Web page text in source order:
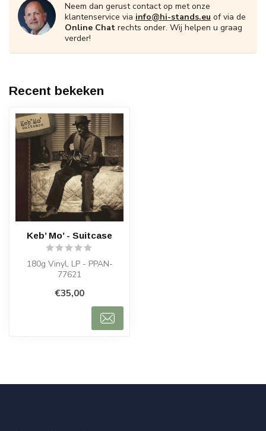
Neem dan gerust contact op met onze
klantenservice via info@hi-stands.eu of via de
Online Chat rechts onder. Wij helpen u graag
verder!
Recent bekeken
Keb’ Mo’ - Suitcase
180g Vinyl, LP - PPAN-
77621
€35,00